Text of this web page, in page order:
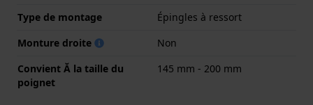
Type de montage
Épingles à ressort
Monture droite
Non
Convient Ă la taille du
poignet
145 mm - 200 mm